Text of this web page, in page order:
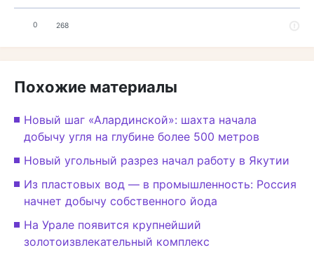
0 268
Похожие материалы
Новый шаг «Алардинской»: шахта начала
добычу угля на глубине более 500 метров
Новый угольный разрез начал работу в Якутии
Из пластовых вод — в промышленность: Россия
начнет добычу собственного йода
На Урале появится крупнейший
золотоизвлекательный комплекс